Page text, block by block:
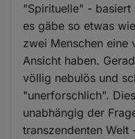
"Spirituelle" - basiert
es gäbe so etwas
zwei Menschen eine
Ansicht haben.
völlig nebulös und
"unerforschlich".
unabhängig der
transzendenten